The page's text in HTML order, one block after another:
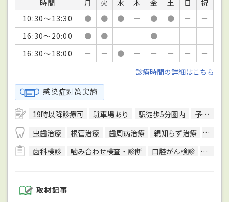
時間 月 火 水 木 金 土 日
祝
10:30～13:30
● ● ● － ● ● －
－
16:30～20:00
● ● － － ● － －
－
16:30～18:00
－ － ● － － － －
－
診療時間の詳細はこちら
感染症対策実施
19時以降診療可 駐車場あり 駅徒歩5分圏内 予約可
虫歯治療
根管治療 歯周病治療 親知らず治療
顎関
歯科検診
噛み合わせ検査・診断 口腔がん検診 レント
取材記事